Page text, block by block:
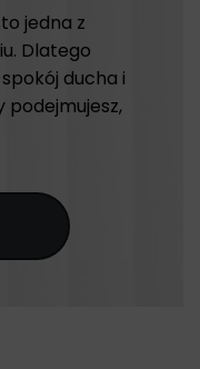
jedna z
Dlatego
ducha i
podejmujesz,